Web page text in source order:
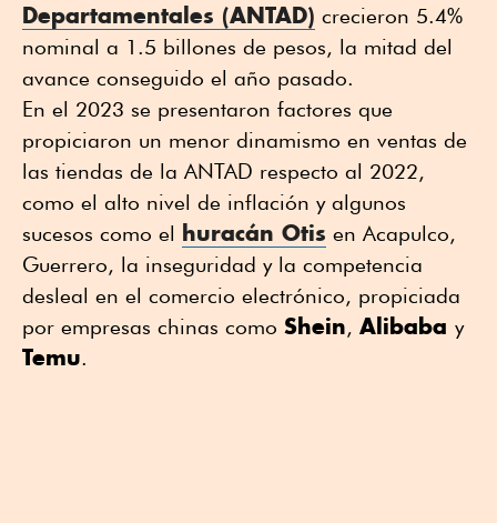
Departamentales (ANTAD) crecieron 5.4%
nominal a 1.5 billones de pesos, la mitad del
avance conseguido el año pasado.
En el 2023 se presentaron factores que
propiciaron un menor dinamismo en ventas de
las tiendas de la ANTAD respecto al 2022,
como el alto nivel de inflación y algunos
sucesos como el huracán Otis en Acapulco,
Guerrero, la inseguridad y la competencia
desleal en el comercio electrónico, propiciada
por empresas chinas como Shein, Alibaba y
Temu.